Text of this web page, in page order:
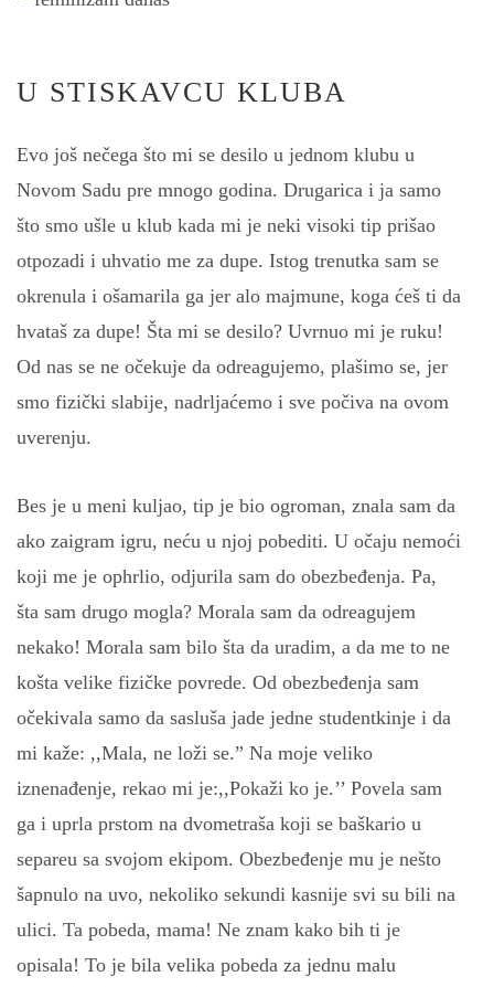
U STISKAVCU KLUBA
Evo još nečega što mi se desilo u jednom klubu u
Novom Sadu pre mnogo godina. Drugarica i ja samo
što smo ušle u klub kada mi je neki visoki tip prišao
otpozadi i uhvatio me za dupe. Istog trenutka sam se
okrenula i ošamarila ga jer alo majmune, koga ćeš ti da
hvataš za dupe! Šta mi se desilo? Uvrnuo mi je ruku!
Od nas se ne očekuje da odreagujemo, plašimo se, jer
smo fizički slabije, nadrljaćemo i sve počiva na ovom
uverenju.
Bes je u meni kuljao, tip je bio ogroman, znala sam da
ako zaigram igru, neću u njoj pobediti. U očaju nemoći
koji me je ophrlio, odjurila sam do obezbeđenja. Pa,
šta sam drugo mogla? Morala sam da odreagujem
nekako! Morala sam bilo šta da uradim, a da me to ne
košta velike fizičke povrede. Od obezbeđenja sam
očekivala samo da sasluša jade jedne studentkinje i da
mi kaže: ,,Mala, ne loži se.” Na moje veliko
iznenađenje, rekao mi je:,,Pokaži ko je.’’ Povela sam
ga i uprla prstom na dvometraša koji se baškario u
separeu sa svojom ekipom. Obezbeđenje mu je nešto
šapnulo na uvo, nekoliko sekundi kasnije svi su bili na
ulici. Ta pobeda, mama! Ne znam kako bih ti je
opisala! To je bila velika pobeda za jednu malu